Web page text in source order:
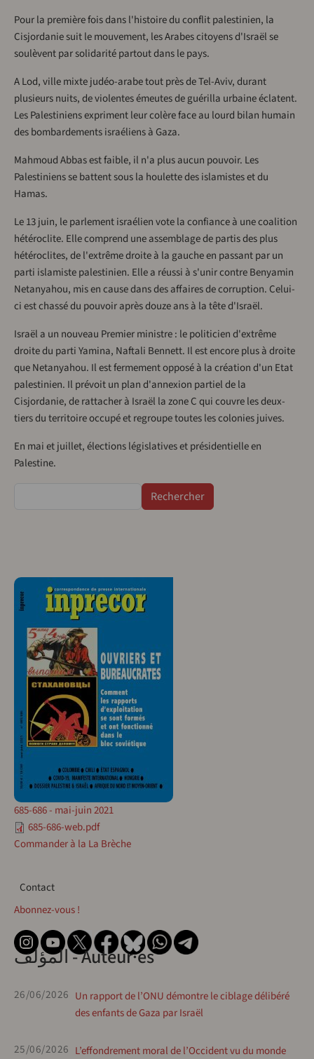
Pour la première fois dans l'histoire du conflit palestinien, la
Cisjordanie suit le mouvement, les Arabes citoyens d'Israël se
soulèvent par solidarité partout dans le pays.
A Lod, ville mixte judéo-arabe tout près de Tel-Aviv, durant
plusieurs nuits, de violentes émeutes de guérilla urbaine éclatent.
Les Palestiniens expriment leur colère face au lourd bilan humain
des bombardements israéliens à Gaza.
Mahmoud Abbas est faible, il n'a plus aucun pouvoir. Les
Palestiniens se battent sous la houlette des islamistes et du
Hamas.
Le 13 juin, le parlement israélien vote la confiance à une coalition
hétéroclite. Elle comprend une assemblage de partis des plus
hétéroclites, de l'extrême droite à la gauche en passant par un
parti islamiste palestinien. Elle a réussi à s'unir contre Benyamin
Netanyahou, mis en cause dans des affaires de corruption. Celui-
ci est chassé du pouvoir après douze ans à la tête d'Israël.
Israël a un nouveau Premier ministre : le politicien d'extrême
droite du parti Yamina, Naftali Bennett. Il est encore plus à droite
que Netanyahou. Il est fermement opposé à la création d'un Etat
palestinien. Il prévoit un plan d'annexion partiel de la
Cisjordanie, de rattacher à Israël la zone C qui couvre les deux-
tiers du territoire occupé et regroupe toutes les colonies juives.
En mai et juillet, élections législatives et présidentielle en
Palestine.
685-686 - mai-juin 2021
685-686-web.pdf
Commander à la La Brèche
Contact
Contact
Abonnez-vous !
المؤلف - Auteur·es
26/06/2026 Un rapport de l’ONU démontre le ciblage délibéré
des enfants de Gaza par Israël
25/06/2026 L’effondrement moral de l’Occident vu du monde